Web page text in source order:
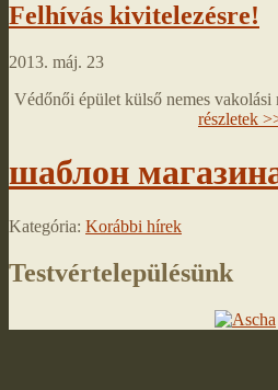
Felhívás kivitelezésre!
2013. máj. 23
Védőnői épület külső nemes vakolási
részletek
шаблон
Kategória: Korábbi hírek
Testvértelepülésünk